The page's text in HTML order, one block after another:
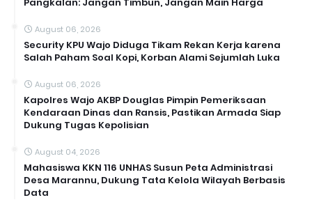
August 06, 2026
Security KPU Wajo Diduga Tikam Rekan Kerja karena
Salah Paham Soal Kopi, Korban Alami Sejumlah Luka
August 06, 2026
Kapolres Wajo AKBP Douglas Pimpin Pemeriksaan
Kendaraan Dinas dan Ransis, Pastikan Armada Siap
Dukung Tugas Kepolisian
August 04, 2026
Mahasiswa KKN 116 UNHAS Susun Peta Administrasi
Desa Marannu, Dukung Tata Kelola Wilayah Berbasis
Data